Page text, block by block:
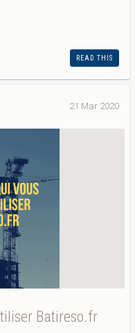
READ THIS
21 Mar 2020
Batireso.fr